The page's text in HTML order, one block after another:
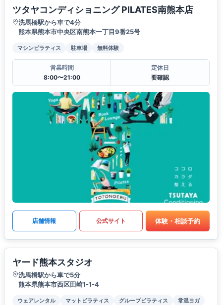
ツタヤコンディショニング PILATES南熊本店
洗馬橋駅から車で4分
熊本県熊本市中央区南熊本一丁目9番25号
マシンピラティス 駐車場 無料体験
営業時間
8:00〜21:00
定休日
要確認
店舗情報 公式サイト 体験・相談予約
ヤード熊本スタジオ
洗馬橋駅から車で5分
熊本県熊本市西区田崎1-1-4
ウェアレンタル マットピラティス グループピラティス
常温ヨガ